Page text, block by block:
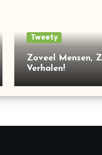
Tweety
Zoveel Mensen,
Verhalen!